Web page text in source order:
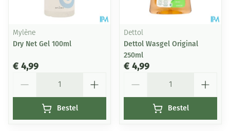
Mylène
Dry Net Gel 100ml
€ 4,99
Bestel
Dettol
Dettol Wasgel Original
250ml
€ 4,99
Bestel